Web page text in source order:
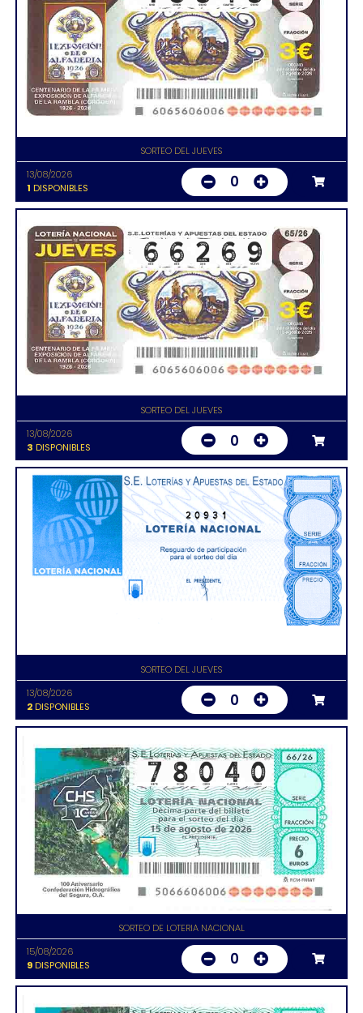
SORTEO DEL JUEVES
13/08/2026
1 DISPONIBLES 0
SORTEO DEL JUEVES
13/08/2026
3 DISPONIBLES 0
20931
SORTEO DEL JUEVES
13/08/2026
2DISPONIBLES 0
SORTEO DE LOTERIA NACIONAL
15/08/2026
9DISPONIBLES 0